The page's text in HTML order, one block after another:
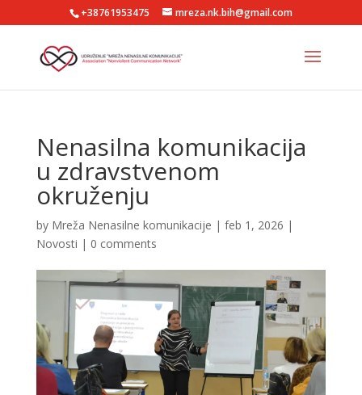
+38761953475 mreza.nk.bih@gmail.com
Nenasilna komunikacija
u zdravstvenom
okruženju
by Mreža Nenasilne komunikacije | feb 1, 2026 |
Novosti | 0 comments